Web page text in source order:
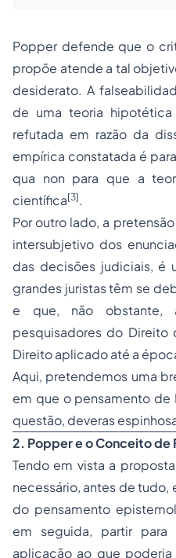
Popper defende que o
propõe atende a tal
desiderato. A
de uma teoria
refutada em razão da
empírica constatada é
qua non para que a
científica[3].
Por outro lado, a
intersubjetivo dos
das decisões judiciais, é
grandes juristas têm se
e que, não obstante,
pesquisadores do Direito
Direito aplicado até a
Aqui, pretendemos uma
em que o pensamento de
questão, deveras
2. Popper e o Conceito de
Tendo em vista a
necessário, antes de tudo,
do pensamento
em seguida, partir para
aplicação ao que